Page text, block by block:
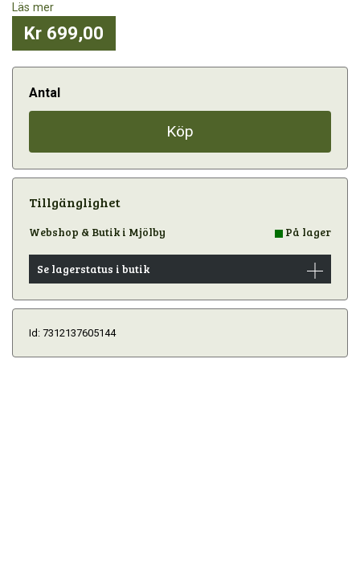
Läs mer
Kr 699,00
Antal
Köp
Tillgänglighet
Webshop & Butik i Mjölby På lager
Se lagerstatus i butik
Id: 7312137605144